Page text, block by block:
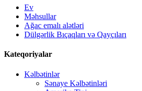
Ev
Məhsullar
Ağac emalı alətləri
Dülgərlik Bıçaqları və Qayçıları
Kateqoriyalar
Kəlbətinlər
Sənaye Kəlbətinləri